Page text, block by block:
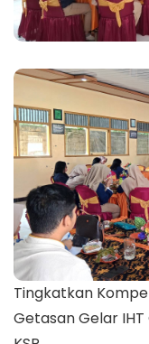
Tingkatkan
Getasan Gelar